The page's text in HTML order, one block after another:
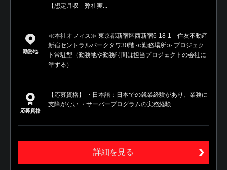
【想定月収 弊社実...
勤務地
≪本社オフィス≫ 東京都新宿区西新宿6-18-1 住友不動産
新宿セントラルパークタワ30階 ≪勤務場所≫ プロジェク
ト常駐型（勤務地や勤務時間は担当プロジェクトの会社に
準ずる）
応募資格
【応募資格】 ・日本語：日本での就業経験があり、業務に
支障がない ・サーバープログラムの実務経験...
詳細を見る